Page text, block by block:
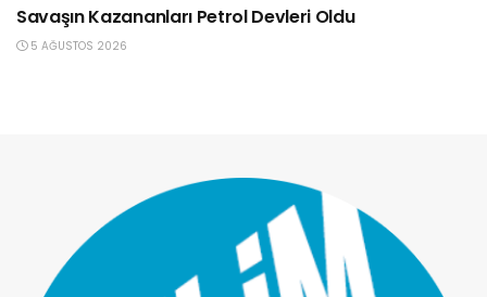
Savaşın Kazananları Petrol Devleri Oldu
5 AĞUSTOS 2026